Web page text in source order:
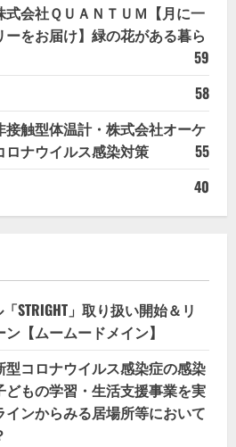
式会社ＱＵＡＮＴＵＭ【月に一
をお届け】緑の花がある暮ら
59
58
接触型体温計・株式会社オーケ
ロナウイルス感染対策
55
40
STRIGHT」取り扱い開始＆リ
【ムームードメイン】
型コロナウイルス感染症の感染
もの学習・生活支援事業を実
ンからみる居場所等において